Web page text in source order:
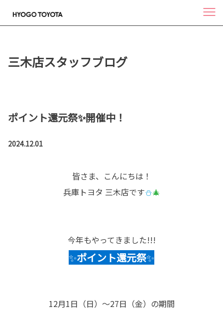
三木店スタッフブログ
ポイント還元祭✨開催中！
2024.12.01
皆さま、こんにちは！
兵庫トヨタ 三木店です⛄🎄
今年もやってきました!!!
✨ポイント還元祭✨
12月1日（日） ～27日（金）の期間